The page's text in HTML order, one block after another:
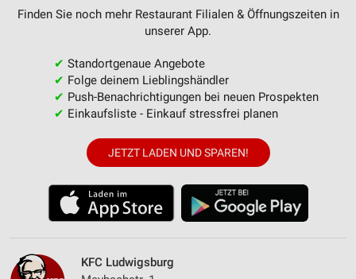
Finden Sie noch mehr Restaurant Filialen & Öffnungszeiten in
unserer App.
✔ Standortgenaue Angebote
✔ Folge deinem Lieblingshändler
✔ Push-Benachrichtigungen bei neuen Prospekten
✔ Einkaufsliste - Einkauf stressfrei planen
JETZT LADEN UND SPAREN!
KFC Ludwigsburg